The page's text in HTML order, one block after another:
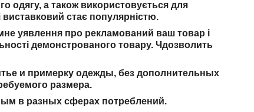
одягу, а також використовується для
виставковий стає популярністю.
уявлення про рекламований ваш товар і
демонстрованого товару. Чдозволить
и примерку одежды, без дополнительных
размера.
в разных сферах потреблений.